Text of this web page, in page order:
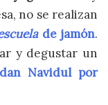
no se realizan
de jamón.
y degustar un
Navidul por